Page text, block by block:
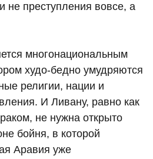
не преступления вовсе, а
многонациональным
худо-бедно умудряются
религии, нации и
И Ливану, равно как
не нужна открыто
бойня, в которой
Аравия уже